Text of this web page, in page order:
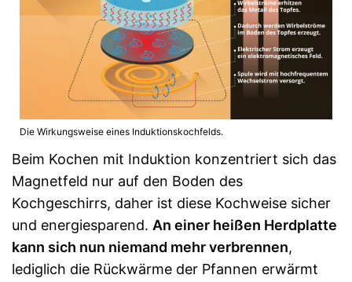
Die Wirkungsweise eines Induktionskochfelds.
Beim Kochen mit Induktion konzentriert sich das
Magnetfeld nur auf den Boden des
Kochgeschirrs, daher ist diese Kochweise sicher
und energiesparend. An einer heißen Herdplatte
kann sich nun niemand mehr verbrennen,
lediglich die Rückwärme der Pfannen erwärmt